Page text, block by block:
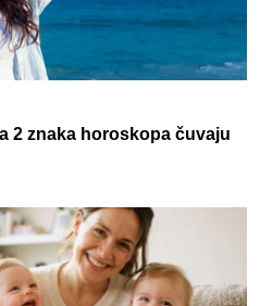
2 znaka horoskopa čuvaju